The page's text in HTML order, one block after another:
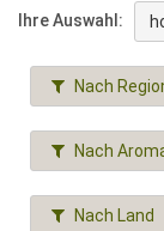
Ihre Auswahl:
Nach
Nach
Nach Land